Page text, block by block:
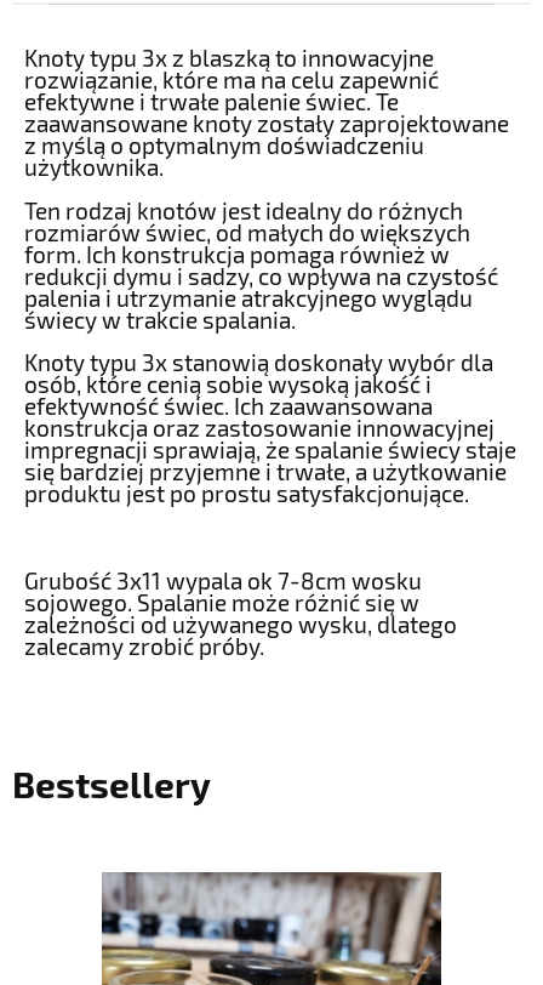
Knoty typu 3x z blaszką to innowacyjne
rozwiązanie, które ma na celu zapewnić
efektywne i trwałe palenie świec. Te
zaawansowane knoty zostały zaprojektowane
z myślą o optymalnym doświadczeniu
użytkownika.
Ten rodzaj knotów jest idealny do różnych
rozmiarów świec, od małych do większych
form. Ich konstrukcja pomaga również w
redukcji dymu i sadzy, co wpływa na czystość
palenia i utrzymanie atrakcyjnego wyglądu
świecy w trakcie spalania.
Knoty typu 3x stanowią doskonały wybór dla
osób, które cenią sobie wysoką jakość i
efektywność świec. Ich zaawansowana
konstrukcja oraz zastosowanie innowacyjnej
impregnacji sprawiają, że spalanie świecy staje
się bardziej przyjemne i trwałe, a użytkowanie
produktu jest po prostu satysfakcjonujące.
Grubość 3x11 wypala ok 7-8cm wosku
sojowego. Spalanie może różnić się w
zależności od używanego wysku, dlatego
zalecamy zrobić próby.
Bestsellery